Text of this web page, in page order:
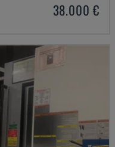
38.000 €